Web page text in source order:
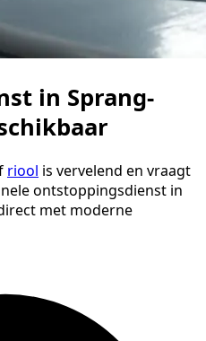
in Sprang-
riool is vervelend en vraagt
ontstoppingsdienst in
met moderne